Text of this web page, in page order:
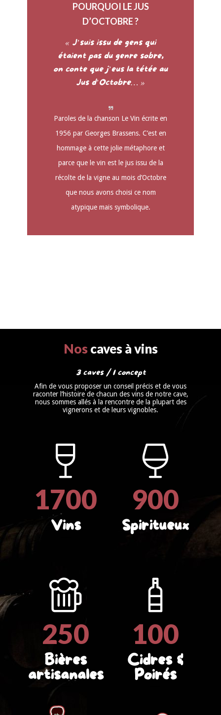
POURQUOI LE JUS
D’OCTOBRE ?
« J’suis issu de gens qui
étaient pas du genre sobre,
on conte que j’eus la tétée au
Jus d’Octobre… »
Paroles de la chanson Le Vin écrite en
1956 par Georges Brassens. C’est en
hommage à cette jolie métaphore et
parce que le vin est le jus issu de la
récolte de la vigne au mois d’Octobre
que nous avons choisi ce nom
atypique mais symbolique.
Nos caves à vins
3 caves / 1 concept
Afin de vous proposer un conseil précis et de vous
raconter l’histoire de chacun des vins de notre cave,
nous sommes allés à la rencontre de la plupart des
vignerons et de leurs vignobles.
1700
Vins
250
Bières
artisanales
900
Spiritueux
100
Cidres &
Poirés